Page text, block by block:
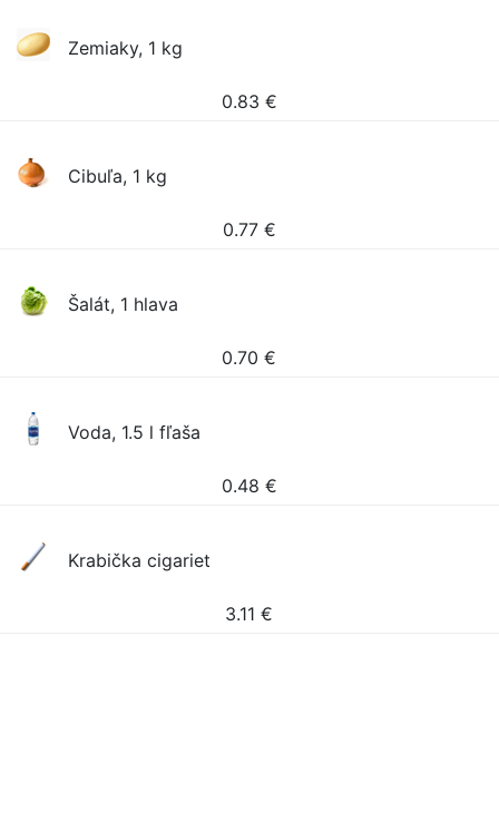
Zemiaky, 1 kg
0.83 €
Cibuľa, 1 kg
0.77 €
Šalát, 1 hlava
0.70 €
Voda, 1.5 l fľaša
0.48 €
Krabička cigariet
3.11 €